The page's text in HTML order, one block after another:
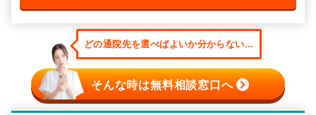
どの通院先を選べばよいか分からない...
そんな時は無料相談窓口へ